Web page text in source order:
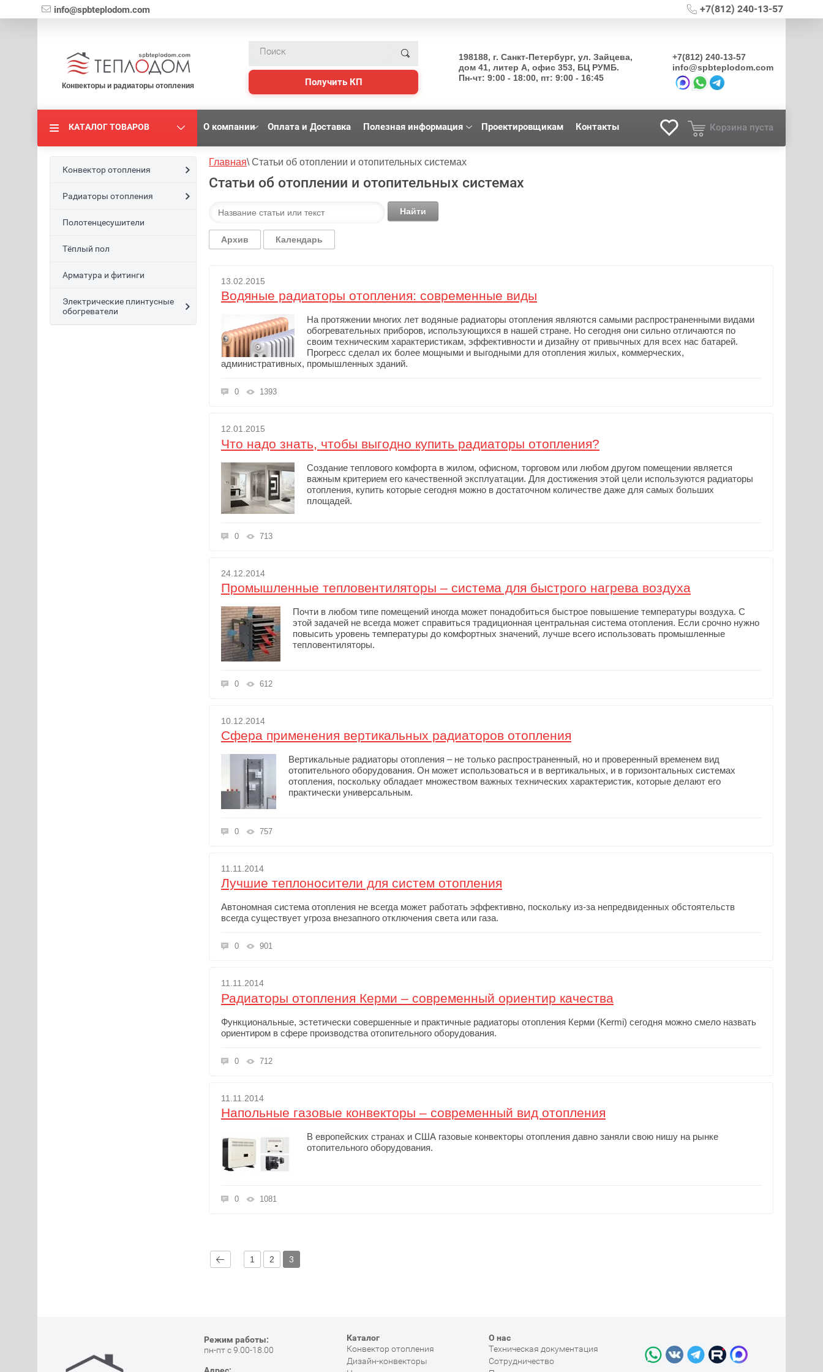
+7(812) 240-13-57
info@spbteplodom.com
Конвекторы и радиаторы отопления Получить КП
198188, г. Санкт-Петербург, ул. Зайцева,
дом 41, литер А, офис 353, БЦ РУМБ.
Пн-чт: 9:00 - 18:00, пт: 9:00 - 16:45
+7(812) 240-13-57
info@spbteplodom.com
КАТАЛОГ ТОВАРОВ О компании Оплата и Доставка Полезная информация Проектировщикам Контакты Корзина пуста
Конвектор отопления
Радиаторы отопления
Полотенцесушители
Тёплый пол
Арматура и фитинги
Электрические плинтусные
обогреватели
Главная\ Статьи об отоплении и отопительных системах
Статьи об отоплении и отопительных системах
Найти
Архив Календарь
13.02.2015
Водяные радиаторы отопления: современные виды
На протяжении многих лет водяные радиаторы отопления являются самыми распространенными видами
обогревательных приборов, использующихся в нашей стране. Но сегодня они сильно отличаются по
своим техническим характеристикам, эффективности и дизайну от привычных для всех нас батарей.
Прогресс сделал их более мощными и выгодными для отопления жилых, коммерческих,
административных, промышленных зданий.
0 1393
12.01.2015
Что надо знать, чтобы выгодно купить радиаторы отопления?
Создание теплового комфорта в жилом, офисном, торговом или любом другом помещении является
важным критерием его качественной эксплуатации. Для достижения этой цели используются радиаторы
отопления, купить которые сегодня можно в достаточном количестве даже для самых больших
площадей.
0 713
24.12.2014
Промышленные тепловентиляторы – система для быстрого нагрева воздуха
Почти в любом типе помещений иногда может понадобиться быстрое повышение температуры воздуха. С
этой задачей не всегда может справиться традиционная центральная система отопления. Если срочно нужно
повысить уровень температуры до комфортных значений, лучше всего использовать промышленные
тепловентиляторы.
0 612
10.12.2014
Сфера применения вертикальных радиаторов отопления
Вертикальные радиаторы отопления – не только распространенный, но и проверенный временем вид
отопительного оборудования. Он может использоваться и в вертикальных, и в горизонтальных системах
отопления, поскольку обладает множеством важных технических характеристик, которые делают его
практически универсальным.
0 757
11.11.2014
Лучшие теплоносители для систем отопления
Автономная система отопления не всегда может работать эффективно, поскольку из-за непредвиденных обстоятельств
всегда существует угроза внезапного отключения света или газа.
0 901
11.11.2014
Радиаторы отопления Керми – современный ориентир качества
Функциональные, эстетически совершенные и практичные радиаторы отопления Керми (Kermi) сегодня можно смело назвать
ориентиром в сфере производства отопительного оборудования.
0 712
11.11.2014
Напольные газовые конвекторы – современный вид отопления
В европейских странах и США газовые конвекторы отопления давно заняли свою нишу на рынке
отопительного оборудования.
0 1081
1 2 3
Режим работы:
пн-пт с 9.00-18.00
Каталог
Конвектор отопления
Дизайн-конвекторы
О нас
Техническая документация
Сотрудничество